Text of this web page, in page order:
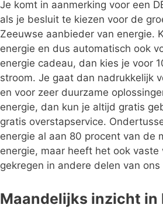
Je komt in aanmerking voor een
als je besluit te kiezen voor de
Zeeuwse aanbieder van energie.
energie en dus automatisch ook
energie cadeau, dan kies je voor
stroom. Je gaat dan nadrukkelijk
en voor zeer duurzame
energie, dan kun je altijd gratis
gratis overstapservice.
energie al aan 80 procent van de
energie, maar heeft het ook vaste
gekregen in andere delen van ons
Maandelijks inzicht in